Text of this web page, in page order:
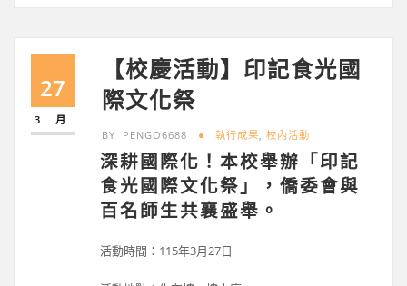
27
3 月
【校慶活動】印記食光國
際文化祭
BY PENGO6688 執行成果 校內活動
深耕國際化！本校舉辦「印記
食光國際文化祭」，僑委會與
百名師生共襄盛舉。
活動時間：115年3月27日